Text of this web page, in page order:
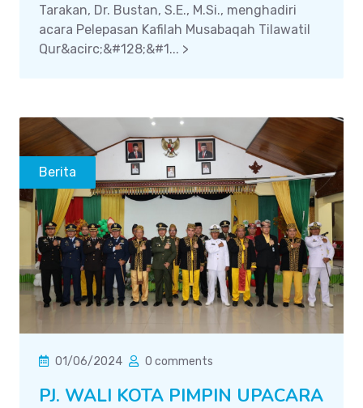
Tarakan, Dr. Bustan, S.E., M.Si., menghadiri
acara Pelepasan Kafilah Musabaqah Tilawatil
Qur&acirc;&#128;&#1... >
Berita
01/06/2024 0 comments
PJ. WALI KOTA PIMPIN UPACARA